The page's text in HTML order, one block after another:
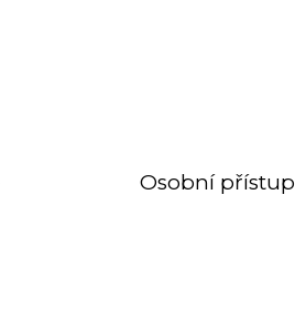
Osobní přístup